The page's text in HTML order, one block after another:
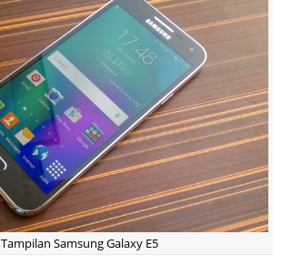
Tampilan Samsung Galaxy E5